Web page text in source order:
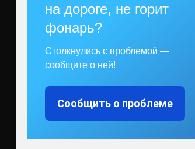
на дороге, не горит
фонарь?
Столкнулись с проблемой —
сообщите о ней!
Сообщить о проблеме